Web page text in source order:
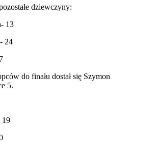
dziewczyny:
13
24
do finału dostał się Szymon
5.
19